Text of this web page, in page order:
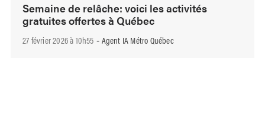
Semaine de relâche: voici les activités
gratuites offertes à Québec
27 février 2026 à 10h55 - Agent IA Métro Québec